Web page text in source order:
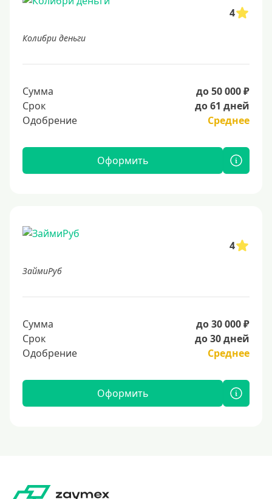
4
Колибри деньги
Сумма
до 50 000 ₽
Срок
до 61 дней
Одобрение
Среднее
Оформить
4
ЗаймиРуб
Сумма
до 30 000 ₽
Срок
до 30 дней
Одобрение
Среднее
Оформить